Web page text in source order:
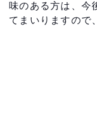
味のある方は、今
てまいりますので